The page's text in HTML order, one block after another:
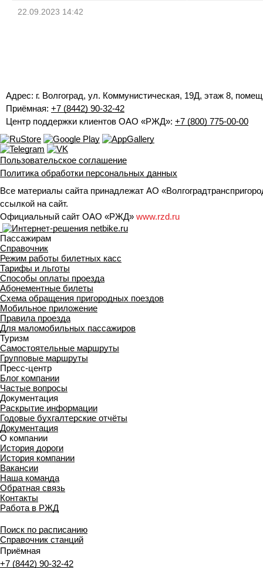
22.09.2023 14:42
Адрес: г. Волгоград, ул. Коммунистическая, 19Д, этаж 8,
Приёмная: +7 (8442) 90-32-42
Центр поддержки клиентов ОАО «РЖД»: +7 (800) 775-00-00
Пользовательское соглашение
Политика обработки персональных данных
Все материалы сайта принадлежат АО
ссылкой на сайт.
Официальный сайт ОАО «РЖД» www.rzd.ru
Пассажирам
Справочник
Режим работы билетных касс
Тарифы и льготы
Способы оплаты проезда
Абонементные билеты
Схема обращения пригородных поездов
Мобильное приложение
Правила проезда
Для маломобильных пассажиров
Туризм
Самостоятельные маршруты
Групповые маршруты
Пресс-центр
Блог компании
Частые вопросы
Документация
Раскрытие информации
Годовые бухгалтерские отчёты
Документация
О компании
История дороги
История компании
Вакансии
Наша команда
Обратная связь
Контакты
Работа в РЖД
Поиск по расписанию
Справочник станций
Приёмная
+7 (8442) 90-32-42